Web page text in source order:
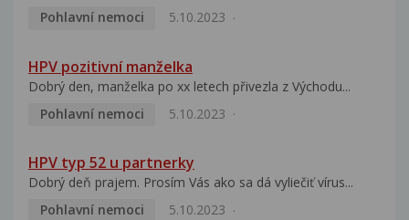
Pohlavní nemoci
5.10.2023
HPV pozitivní manželka
Dobrý den, manželka po xx letech přivezla z Východu...
Pohlavní nemoci
5.10.2023
HPV typ 52 u partnerky
Dobrý deň prajem. Prosím Vás ako sa dá vyliečiť vírus...
Pohlavní nemoci
5.10.2023